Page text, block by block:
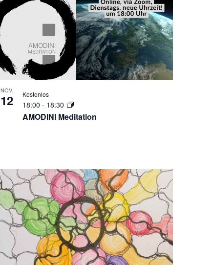
NOV.
12
AMODINI Meditation
18:00 - 18:30
Kostenlos